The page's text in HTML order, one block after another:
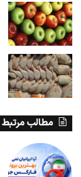
مطالب مرتبط